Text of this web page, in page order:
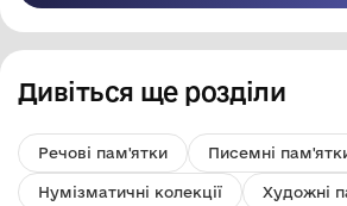
Дивіться ще розділи
Речові пам'ятки Писемні
Нумізматичні колекції Художні